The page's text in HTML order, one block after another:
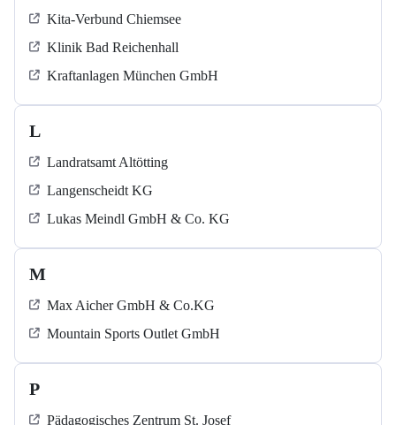
Kita-Verbund Chiemsee
Klinik Bad Reichenhall
Kraftanlagen München GmbH
L
Landratsamt Altötting
Langenscheidt KG
Lukas Meindl GmbH & Co. KG
M
Max Aicher GmbH & Co.KG
Mountain Sports Outlet GmbH
P
Pädagogisches Zentrum St. Josef